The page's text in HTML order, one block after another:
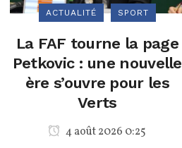
ACTUALITÉ SPORT
La FAF tourne la page
Petkovic : une nouvelle
ère s’ouvre pour les
Verts
4 août 2026 0:25